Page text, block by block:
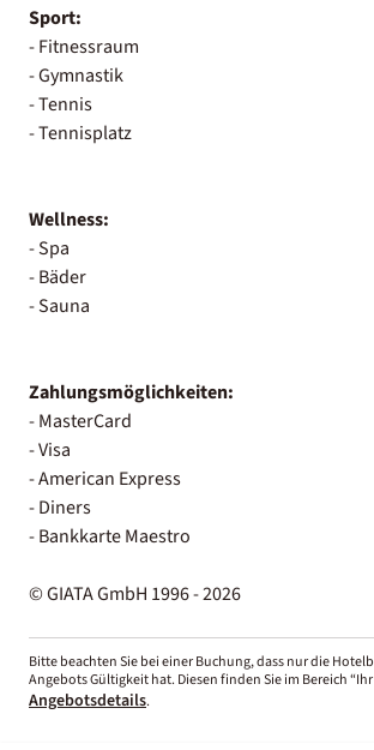
Sport:
- Fitnessraum
- Gymnastik
- Tennis
- Tennisplatz
Wellness:
- Spa
- Bäder
- Sauna
Zahlungsmöglichkeiten:
- MasterCard
- Visa
- American Express
- Diners
- Bankkarte Maestro
© GIATA GmbH 1996 - 2026
Bitte beachten Sie bei einer Buchung, dass nur die
Angebots Gültigkeit hat. Diesen finden Sie im Bereich
Angebotsdetails.